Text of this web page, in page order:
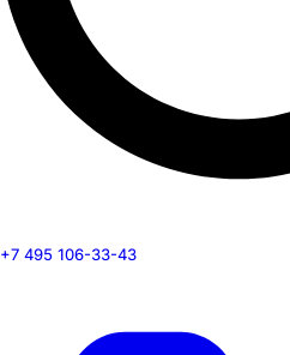
+7 495 106-33-43